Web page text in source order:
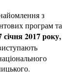
з
програм та
січня 2017 року,